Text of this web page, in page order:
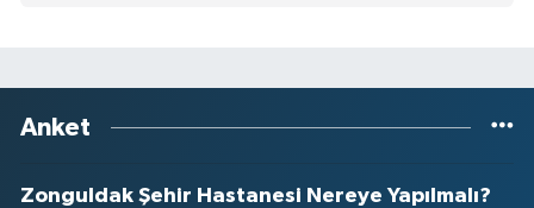
Anket
Zonguldak Şehir Hastanesi Nereye Yapılmalı?